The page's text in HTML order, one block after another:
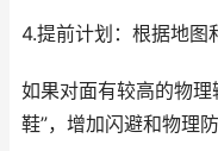
4.提前计划：根据地图
如果对面有较高的物
鞋”，增加闪避和物理防